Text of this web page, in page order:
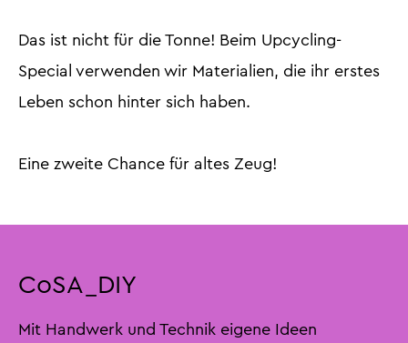
Das ist nicht für die Tonne! Beim Upcycling-
Special verwenden wir Materialien, die ihr erstes
Leben schon hinter sich haben.
Eine zweite Chance für altes Zeug!
CoSA_DIY
Mit Handwerk und Technik eigene Ideen